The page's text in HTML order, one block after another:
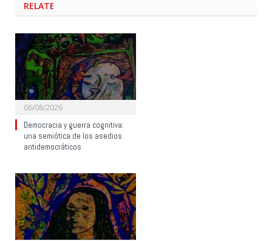
RELATED
06/08/2026
Democracia y guerra cognitiva:
una semiótica de los asedios
antidemocráticos